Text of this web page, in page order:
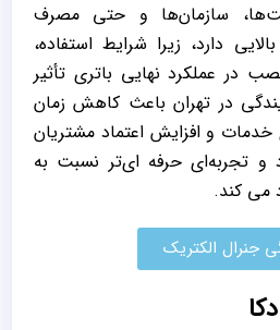
سازمان‌ها و حتی مصرف
دارد، زیرا شرایط استفاده،
در عملکرد نهایی باتری تأثیر
در تهران باعث کاهش زمان
خدمات و افزایش اعتماد مشتریان
و تجربه‌ای حرفه‌ ای‌تر نسبت به
می‌ کند.
جنرال الکتریک